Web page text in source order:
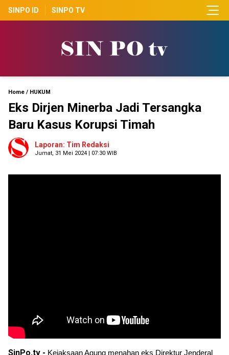
SINPO ID SINPO TV
Home / HUKUM
Eks Dirjen Minerba Jadi Tersangka
Baru Kasus Korupsi Timah
Laporan: Tim Redaksi
Jumat, 31 Mei 2024 | 07:30 WIB
SinPo.tv - Kejaksaan Agung menahan eks Direktur Jenderal